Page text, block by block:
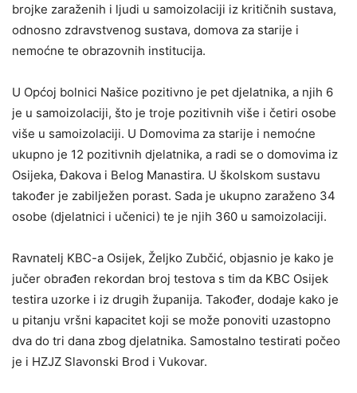
brojke zaraženih i ljudi u samoizolaciji iz kritičnih sustava,
odnosno zdravstvenog sustava, domova za starije i
nemoćne te obrazovnih institucija.
U Općoj bolnici Našice pozitivno je pet djelatnika, a njih 6
je u samoizolaciji, što je troje pozitivnih više i četiri osobe
više u samoizolaciji. U Domovima za starije i nemoćne
ukupno je 12 pozitivnih djelatnika, a radi se o domovima iz
Osijeka, Đakova i Belog Manastira. U školskom sustavu
također je zabilježen porast. Sada je ukupno zaraženo 34
osobe (djelatnici i učenici) te je njih 360 u samoizolaciji.
Ravnatelj KBC-a Osijek, Željko Zubčić, objasnio je kako je
jučer obrađen rekordan broj testova s tim da KBC Osijek
testira uzorke i iz drugih županija. Također, dodaje kako je
u pitanju vršni kapacitet koji se može ponoviti uzastopno
dva do tri dana zbog djelatnika. Samostalno testirati počeo
je i HZJZ Slavonski Brod i Vukovar.